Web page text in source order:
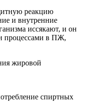
реакцию
и внутренние
иссякают, и он
процессами в ПЖ,
жировой
спиртных